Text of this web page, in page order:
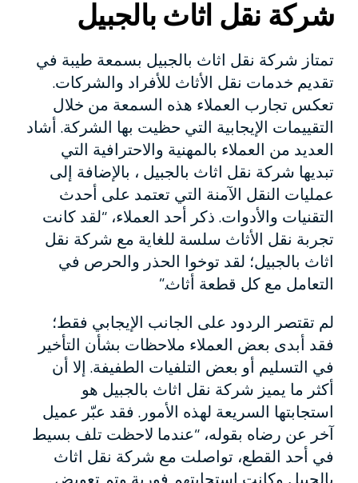
شركة نقل اثاث بالجبيل
تمتاز شركة نقل اثاث بالجبيل بسمعة طيبة في
تقديم خدمات نقل الأثاث للأفراد والشركات.
تعكس تجارب العملاء هذه السمعة من خلال
التقييمات الإيجابية التي حظيت بها الشركة. أشاد
العديد من العملاء بالمهنية والاحترافية التي
تبديها شركة نقل اثاث بالجبيل ، بالإضافة إلى
عمليات النقل الآمنة التي تعتمد على أحدث
التقنيات والأدوات. ذكر أحد العملاء، “لقد كانت
تجربة نقل الأثاث سلسة للغاية مع شركة نقل
اثاث بالجبيل؛ لقد توخوا الحذر والحرص في
التعامل مع كل قطعة أثاث.”
لم تقتصر الردود على الجانب الإيجابي فقط؛
فقد أبدى بعض العملاء ملاحظات بشأن التأخير
في التسليم أو بعض التلفيات الطفيفة. إلا أن
أكثر ما يميز شركة نقل اثاث بالجبيل هو
استجابتها السريعة لهذه الأمور. فقد عبّر عميل
آخر عن رضاه بقوله، “عندما لاحظت تلف بسيط
في أحد القطع، تواصلت مع شركة نقل اثاث